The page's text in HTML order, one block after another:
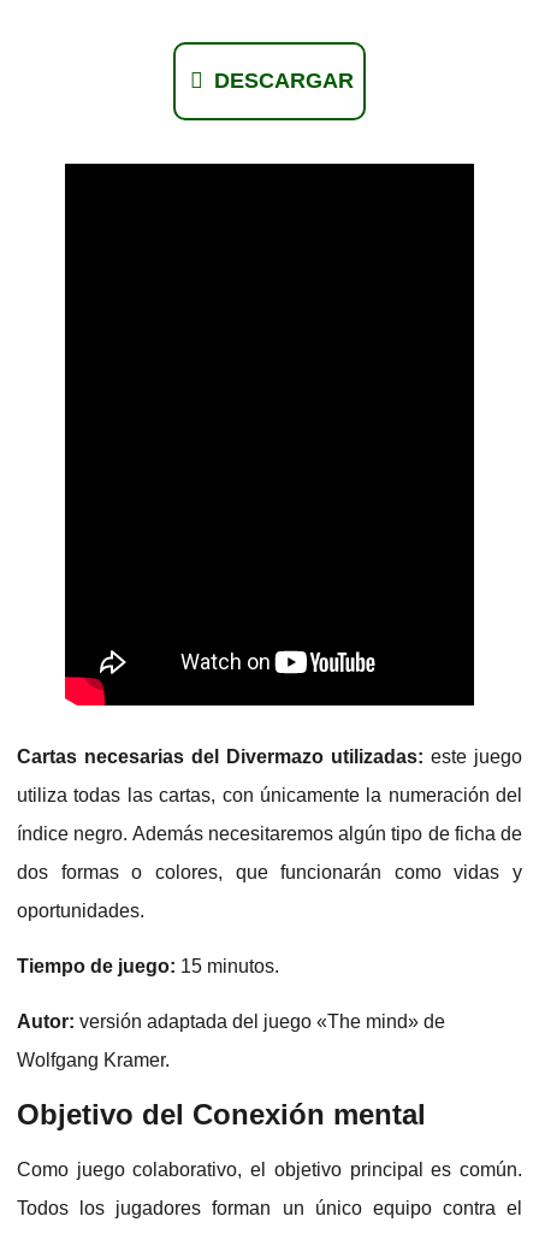
DESCARGAR
Cartas necesarias del Divermazo utilizadas: este juego
utiliza todas las cartas, con únicamente la numeración del
índice negro. Además necesitaremos algún tipo de ficha de
dos formas o colores, que funcionarán como vidas y
oportunidades.
Tiempo de juego: 15 minutos.
Autor: versión adaptada del juego «The mind» de
Wolfgang Kramer.
Objetivo del Conexión mental
Como juego colaborativo, el objetivo principal es común.
Todos los jugadores forman un único equipo contra el